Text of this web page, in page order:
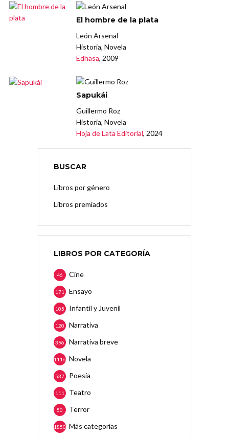
El hombre de la plata
León Arsenal
Historia, Novela
Edhasa, 2009
Sapukái
Guillermo Roz
Historia, Novela
Hoja de Lata Editorial, 2024
BUSCAR
Libros por género
Libros premiados
LIBROS POR CATEGORÍA
Cine
46
Ensayo
171
Infantil y Juvenil
105
Narrativa
120
Narrativa breve
396
Novela
1116
Poesía
537
Teatro
111
Terror
50
Más categorias
1850